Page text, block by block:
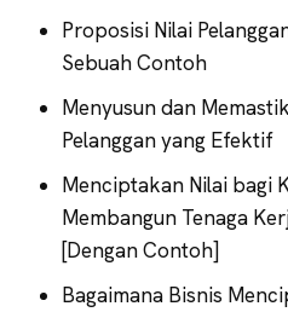
Proposisi Nilai
Sebuah Contoh
Menyusun dan
Pelanggan yang Efektif
Menciptakan Nilai bagi
Membangun Tenaga
[Dengan Contoh]
Bagaimana Bisnis